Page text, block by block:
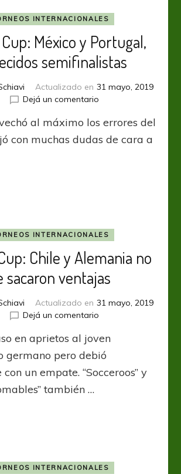
INTERNACIONALES
México y Portugal,
semifinalistas
Actualizado en 31 mayo, 2019
Dejá un comentarioen
Cup:
México
al máximo los errores del
con muchas dudas de cara a
INTERNACIONALES
Chile y Alemania no
sacaron ventajas
Actualizado en 31 mayo, 2019
Dejá un comentarioen
Cup:
Chile
Alemania
en aprietos al joven
germano pero debió
un empate. “Socceroos” y
también …
INTERNACIONALES